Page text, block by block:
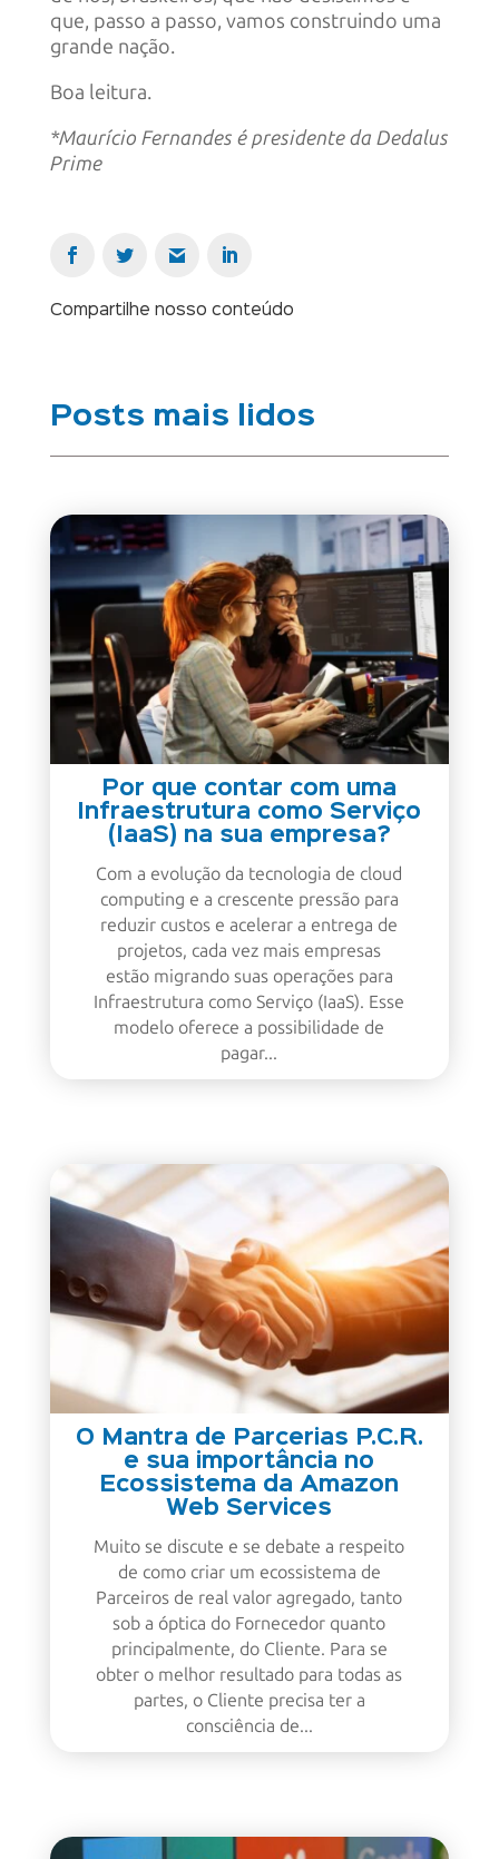
que, passo a passo, vamos construindo uma
grande nação.
Boa leitura.
*Maurício Fernandes é presidente da Dedalus
Prime
Compartilhe nosso conteúdo
Posts mais lidos
Por que contar com uma
Infraestrutura como Serviço
(IaaS) na sua empresa?
Com a evolução da tecnologia de cloud
computing e a crescente pressão para
reduzir custos e acelerar a entrega de
projetos, cada vez mais empresas
estão migrando suas operações para
Infraestrutura como Serviço (IaaS). Esse
modelo oferece a possibilidade de
pagar...
O Mantra de Parcerias P.C.R.
e sua importância no
Ecossistema da Amazon
Web Services
Muito se discute e se debate a respeito
de como criar um ecossistema de
Parceiros de real valor agregado, tanto
sob a óptica do Fornecedor quanto
principalmente, do Cliente. Para se
obter o melhor resultado para todas as
partes, o Cliente precisa ter a
consciência de...